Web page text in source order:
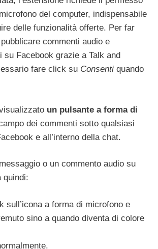
del computer, indispensabile
delle funzionalità offerte. Per far
commenti audio e
su Facebook grazie a Talk and
fare click su Consenti quando
un pulsante a forma di
dei commenti sotto qualsiasi
e all’interno della chat.
o un commento audio su
quindi:
sull’icona a forma di microfono e
sino a quando diventa di colore